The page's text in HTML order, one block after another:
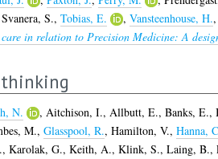
Svanera, S., Tobias, E. , Vansteenhouse, H.,
in relation to Precision Medicine: A
N. , Aitchison, I., Allbutt, E., Banks, E.,
M., Glasspool, R., Hamilton, V., Hanna,
, Karolak, G., Keith, A., Klink, S., Laing, B.,